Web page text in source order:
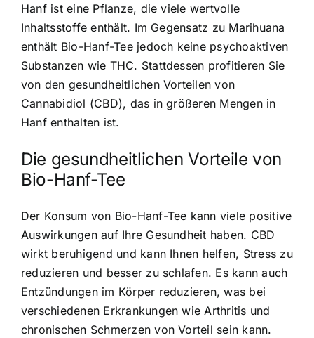
Hanf ist eine Pflanze, die viele wertvolle
Inhaltsstoffe enthält. Im Gegensatz zu Marihuana
enthält Bio-Hanf-Tee jedoch keine psychoaktiven
Substanzen wie THC. Stattdessen profitieren Sie
von den gesundheitlichen Vorteilen von
Cannabidiol (CBD), das in größeren Mengen in
Hanf enthalten ist.
Die gesundheitlichen Vorteile von
Bio-Hanf-Tee
Der Konsum von Bio-Hanf-Tee kann viele positive
Auswirkungen auf Ihre Gesundheit haben. CBD
wirkt beruhigend und kann Ihnen helfen, Stress zu
reduzieren und besser zu schlafen. Es kann auch
Entzündungen im Körper reduzieren, was bei
verschiedenen Erkrankungen wie Arthritis und
chronischen Schmerzen von Vorteil sein kann.